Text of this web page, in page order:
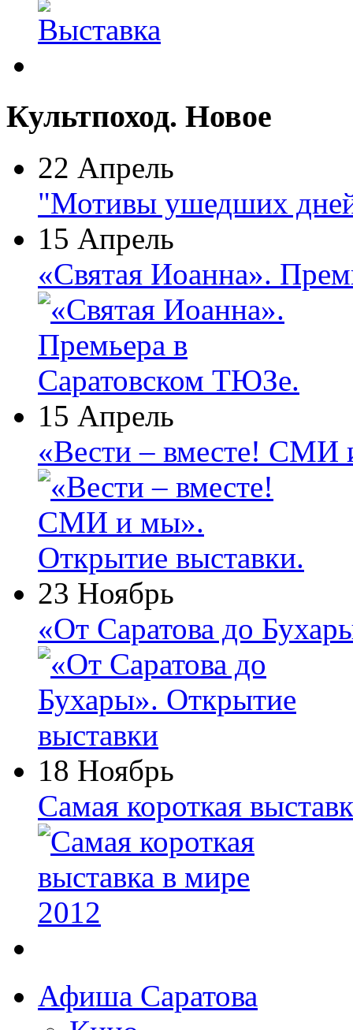
Культпоход. Новое
22 Апрель
"Мотивы ушедших
15 Апрель
«Святая Иоанна».
15 Апрель
«Вести – вместе! СМИ
23 Ноябрь
«От Саратова до
18 Ноябрь
Самая короткая
Афиша Саратова